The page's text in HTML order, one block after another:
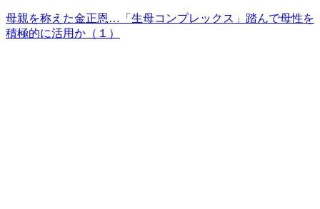
母親を称えた金正恩…「生母コンプレックス」踏んで母性を
積極的に活用か（１）